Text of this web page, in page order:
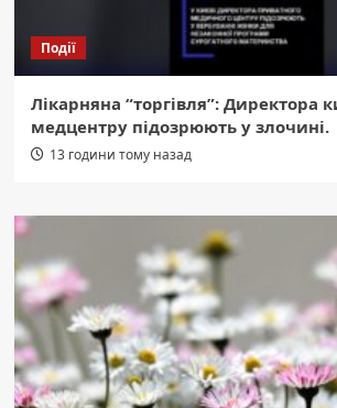
Події
Лікарняна “торгівля”: Директора
медцентру підозрюють у злочині.
13 години тому назад